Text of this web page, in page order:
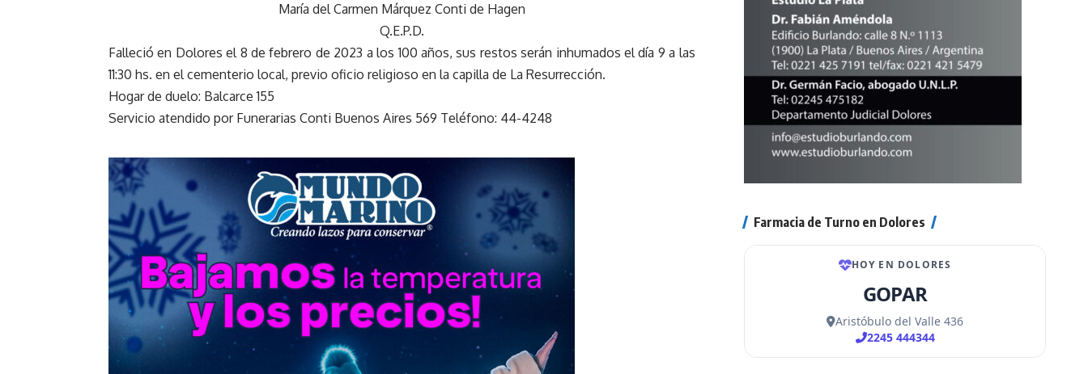
María del Carmen Márquez Conti de Hagen
Q.E.P.D.
Falleció en Dolores el 8 de febrero de 2023 a los 100 años, sus restos serán inhumados el día 9 a las
11:30 hs. en el cementerio local, previo oficio religioso en la capilla de La Resurrección.
Hogar de duelo: Balcarce 155
Servicio atendido por Funerarias Conti Buenos Aires 569 Teléfono: 44-4248
Farmacia de Turno en Dolores